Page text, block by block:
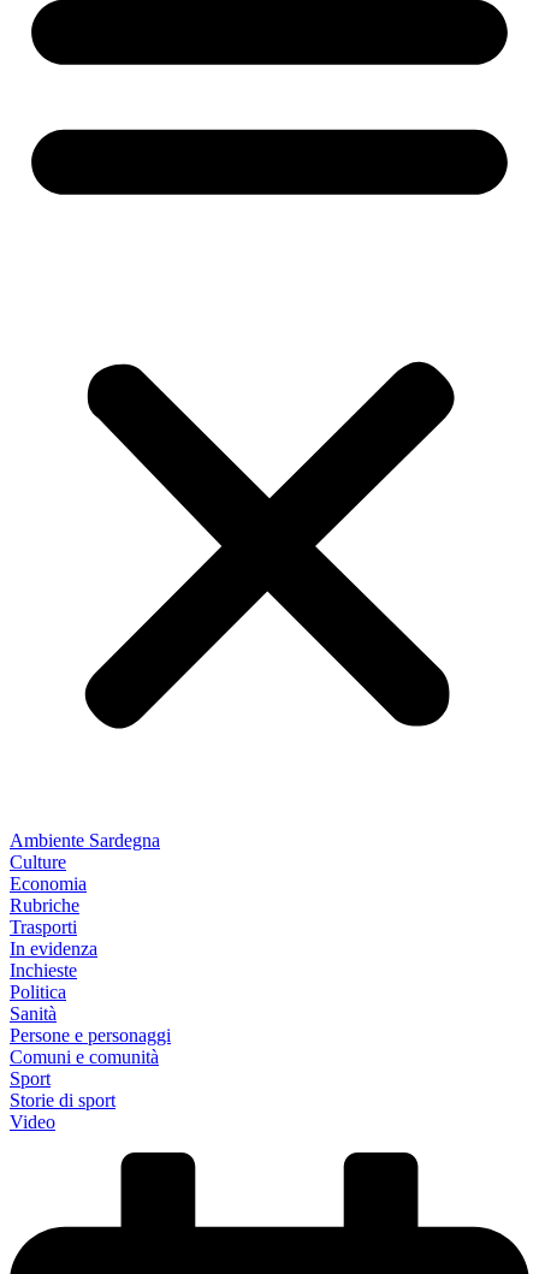
Ambiente Sardegna
Culture
Economia
Rubriche
Trasporti
In evidenza
Inchieste
Politica
Sanità
Persone e personaggi
Comuni e comunità
Sport
Storie di sport
Video